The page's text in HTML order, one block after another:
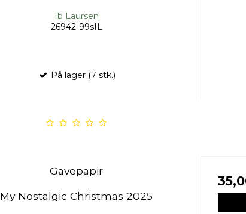
Ib Laursen
26942-99sIL
På lager (7 stk.)
Gavepapir
My Nostalgic Christmas 2025